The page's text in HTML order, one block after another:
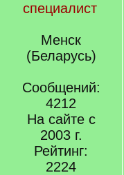
специалист
Менск
(Беларусь)
Сообщений:
4212
На сайте с
2003 г.
Рейтинг:
2224